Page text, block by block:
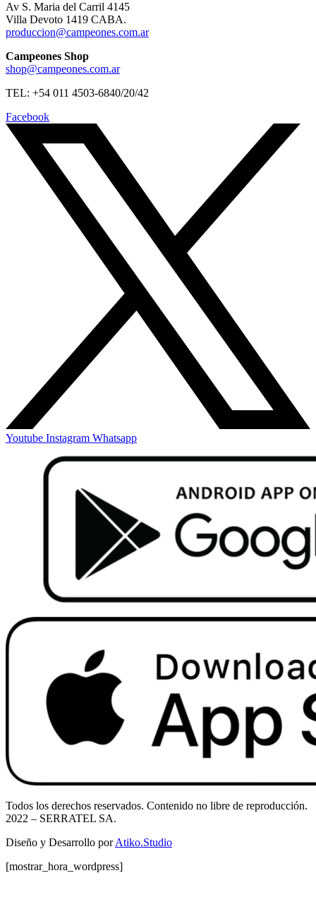
Av S. Maria del Carril 4145
Villa Devoto 1419 CABA.
produccion@campeones.com.ar
Campeones Shop
shop@campeones.com.ar
TEL: +54 011 4503-6840/20/42
Facebook
Youtube Instagram Whatsapp
Todos los derechos reservados. Contenido no libre de reproducción.
2022 – SERRATEL SA.
Diseño y Desarrollo porAtiko.Studio
[mostrar_hora_wordpress]